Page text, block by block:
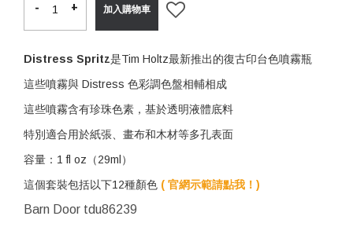
- +
- + 加入購物車
Distress Spritz是Tim Holtz最新推出的復古印台色噴霧瓶
這些噴霧與 Distress 色彩調色盤相輔相成
這些噴霧含有珍珠色素，基於透明液體底料
特別適合用於紙張、畫布和木材等多孔表面
容量：1 fl oz（29ml）
這個套裝包括以下12種顏色 ( 官網示範請點我！)
Barn Door tdu86239